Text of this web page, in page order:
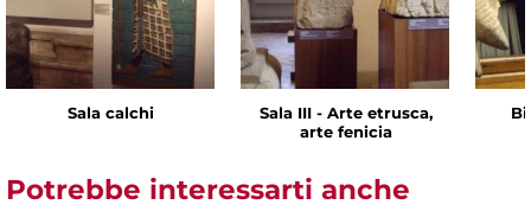
Sala calchi
Sala III - Arte etrusca,
arte fenicia
Potrebbe interessarti anche